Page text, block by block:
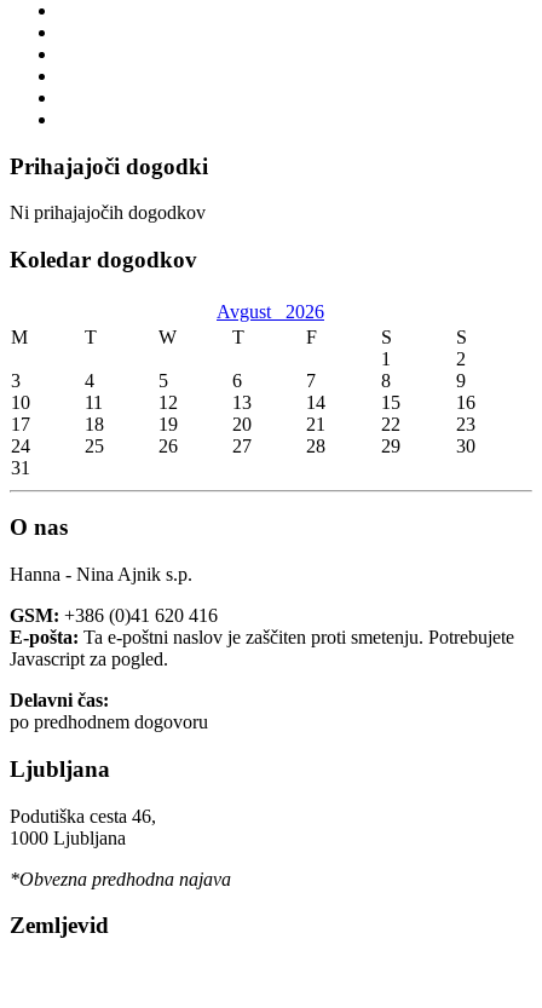
Prihajajoči dogodki
Ni prihajajočih dogodkov
Koledar dogodkov
Avgust 2026
M
T W T F S
S
1
2
3
4 5 6 7 8
9
10
11 12 13 14 15
16
17
18 19 20 21 22
23
24
25 26 27 28 29
30
31
O nas
Hanna - Nina Ajnik s.p.
GSM: +386 (0)41 620 416
E-pošta: Ta e-poštni naslov je zaščiten proti smetenju. Potrebujete
Javascript za pogled.
Delavni čas:
po predhodnem dogovoru
Ljubljana
Podutiška cesta 46,
1000 Ljubljana
*Obvezna predhodna najava
Zemljevid